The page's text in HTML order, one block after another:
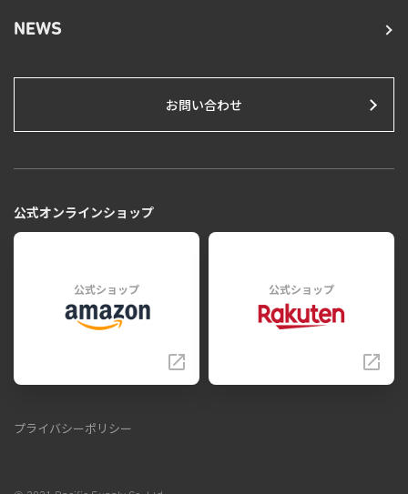
NEWS
お問い合わせ
公式オンラインショップ
公式ショップ 公式ショップ
プライバシーポリシー